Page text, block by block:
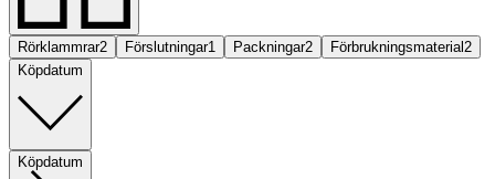
Rörklammrar2 Förslutningar1 Packningar2 Förbrukningsmaterial 2
Köpdatum
Köpdatum